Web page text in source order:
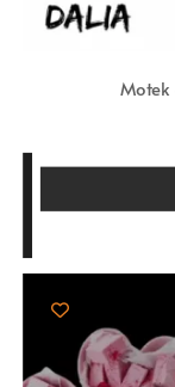
Motek